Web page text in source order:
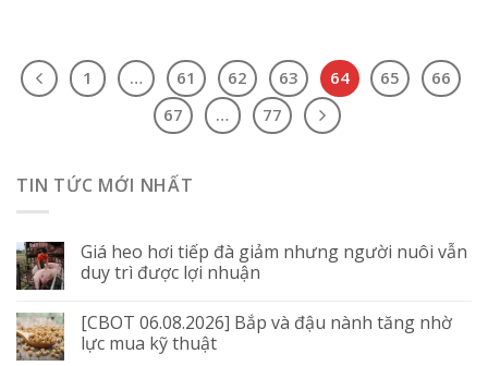
1 … 61 62 63 64 65
66
67
… 77
TIN TỨC MỚI NHẤT
Giá heo hơi tiếp đà giảm nhưng người nuôi vẫn
duy trì được lợi nhuận
[CBOT 06.08.2026] Bắp và đậu nành tăng nhờ
lực mua kỹ thuật